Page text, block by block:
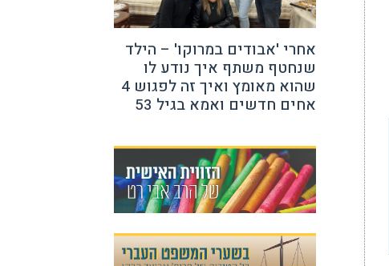
אחרי 'אבודים במרוקו' – הילד
שנחטף משתף איך נודע לו
שהוא מאומץ ואיך זה לפגוש 4
אחים חדשים ואמא בגיל 53